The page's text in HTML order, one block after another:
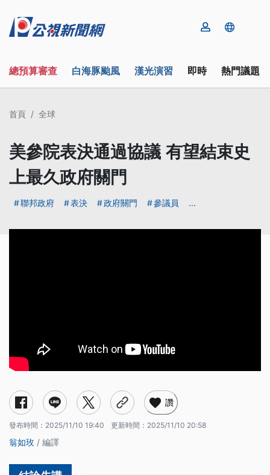
總預算審查 白海豚颱風 漢光演習 即時 熱門議題
首頁 全球
美參院表決通過協議 有望結束史
上最久政府關門
聯邦政府 表決 政府關門 參議員 ...
讚
發布時間： 2025/11/10 19:40 更新時間： 2025/11/10 20:58
翁如玫 / 編譯